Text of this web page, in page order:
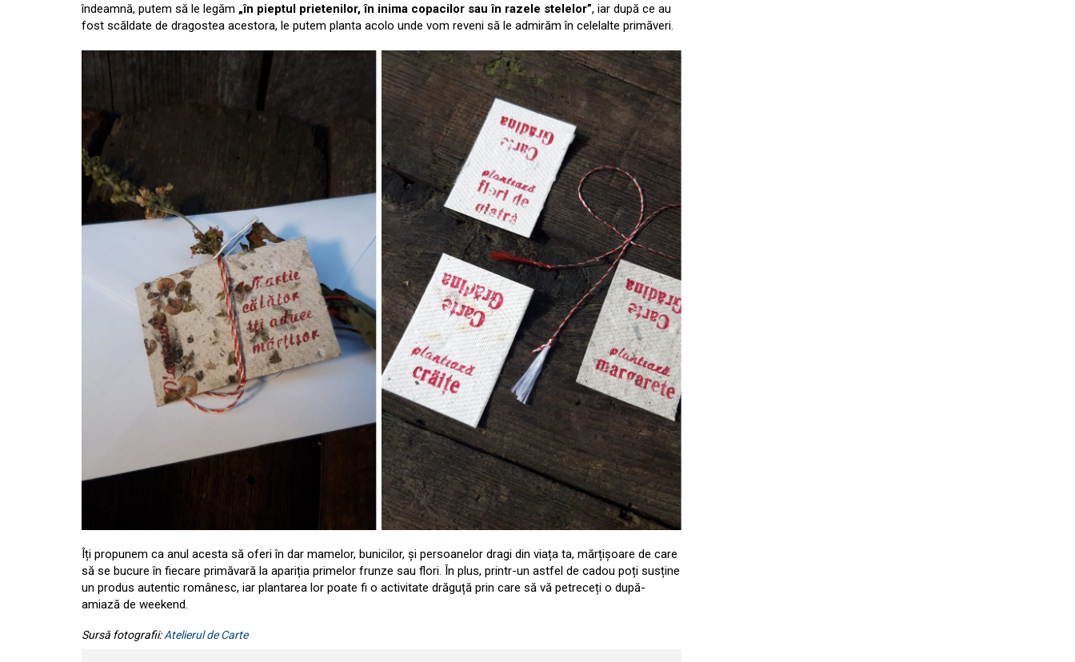
îndeamnă, putem să le legăm „în pieptul prietenilor, în inima copacilor sau în razele stelelor”, iar după ce au
fost scăldate de dragostea acestora, le putem planta acolo unde vom reveni să le admirăm în celelalte primăveri.
Îți propunem ca anul acesta să oferi în dar mamelor, bunicilor, și persoanelor dragi din viața ta, mărțișoare de care
să se bucure în fiecare primăvară la apariția primelor frunze sau flori. În plus, printr-un astfel de cadou poți susține
un produs autentic românesc, iar plantarea lor poate fi o activitate drăguță prin care să vă petreceți o după-
amiază de weekend.
Sursă fotografii:Atelierul de Carte